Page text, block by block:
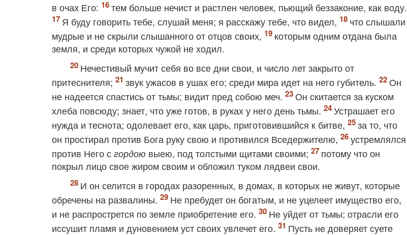
в очах Его:
тем больше нечист и растлен человек, пьющий беззаконие, как воду.
Я буду говорить тебе, слушай меня; я расскажу тебе, что видел,
что слышали
мудрые и не скрыли слышанного от отцов своих,
которым одним отдана была
земля, и среди которых чужой не ходил.
Нечестивый мучит себя во все дни свои, и число лет закрыто от
притеснителя;
звук ужасов в ушах его; среди мира идет на него губитель.
Он
не надеется спастись от тьмы; видит пред собою меч.
Он скитается за куском
хлеба повсюду; знает, что уже готов, в руках у него день тьмы.
Устрашает его
нужда и теснота; одолевает его, как царь, приготовившийся к битве,
за то, что
он простирал против Бога руку свою и противился Вседержителю,
устремлялся
против Него с гордою выею, под толстыми щитами своими;
потому что он
покрыл лицо свое жиром своим и обложил туком лядвеи свои.
И он селится в городах разоренных, в домах, в которых не живут, которые
обречены на развалины.
Не пребудет он богатым, и не уцелеет имущество его,
и не распрострется по земле приобретение его.
Не уйдет от тьмы; отрасли его
иссушит пламя и дуновением уст своих увлечет его.
Пусть не доверяет суете